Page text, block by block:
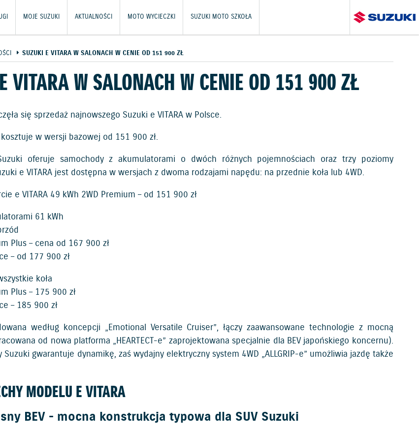
MOJE SUZUKI AKTUALNOŚCI MOTO WYCIECZKI SUZUKI MOTO SZKOŁA
SUZUKI E VITARA W SALONACH W CENIE OD 151 900 ZŁ
VITARA W SALONACH W CENIE OD 151 900 ZŁ
się sprzedaż najnowszego Suzuki e VITARA w Polsce.
kosztuje w wersji bazowej od 151 900 zł.
oferuje samochody z akumulatorami o dwóch różnych pojemnościach oraz trzy poziomy
e VITARA jest dostępna w wersjach z dwoma rodzajami napędu: na przednie koła lub 4WD.
e VITARA 49 kWh 2WD Premium – od 151 900 zł
61 kWh
Plus – cena od 167 900 zł
– od 177 900 zł
koła
Plus – 175 900 zł
– 185 900 zł
według koncepcji „Emotional Versatile Cruiser”, łączy zaawansowane technologie z mocną
od nowa platforma „HEARTECT-e” zaprojektowana specjalnie dla BEV japońskiego koncernu).
Suzuki gwarantuje dynamikę, zaś wydajny elektryczny system 4WD „ALLGRIP-e” umożliwia jazdę także
MODELU E VITARA
BEV - mocna konstrukcja typowa dla SUV Suzuki